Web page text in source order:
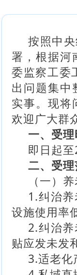
按照中
署，根据河
委监察工委
出问题集中
实事。现将
欢迎广大群
一、受
即日起
二、受
（一）
1.纠治
设施使用率
2.纠治
贴应发未发
3.适老化